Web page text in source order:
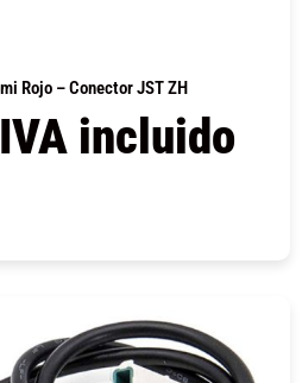
Rojo – Conector JST ZH
incluido